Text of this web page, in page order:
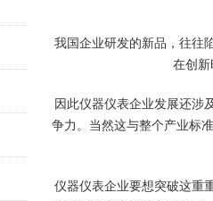
我国企业研发的新品，往往
在创
因此仪器仪表企业发展还涉
争力。当然这与整个产业标
仪器仪表企业要想突破这重